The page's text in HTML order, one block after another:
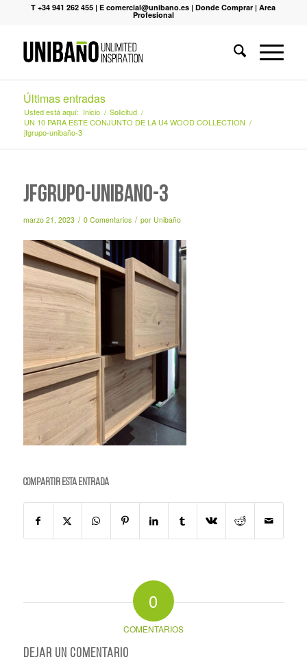
T +34 941 262 455 |E comercial@unibano.es |Donde Comprar |Area
Profesional
Últimas entradas
Usted está aquí: Inicio / Solicitud /
UN 10 PARA ESTE CONJUNTO DE LA U4 WOOD COLLECTION /
jfgrupo-unibaño-3
jfgrupo-unibaño-3
marzo 21, 2023 / 0 Comentarios / por Unibaño
Compartir esta entrada
0
COMENTARIOS
Dejar un comentario